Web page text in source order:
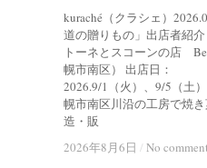
kuraché（クラシェ）
道の贈りもの」出店者紹
トーネとスコーンの店
幌市南区） 出店日：
2026.9/1（火）、9/5（土
幌市南区川沿の工房で焼
造・販
2026年8月6日 / No
2026年8月6日 / No